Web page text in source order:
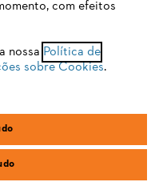
de Dados
chrome
edge
com efeitos
nossa Política de
sobre Cookies.